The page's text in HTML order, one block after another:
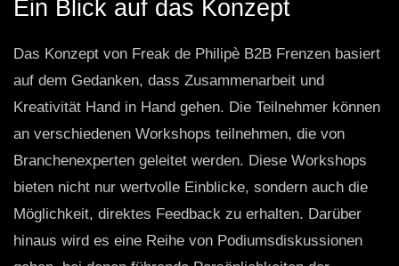
Ein Blick auf das Konzept
Das Konzept von Freak de Philipè B2B Frenzen basiert
auf dem Gedanken, dass Zusammenarbeit und
Kreativität Hand in Hand gehen. Die Teilnehmer können
an verschiedenen Workshops teilnehmen, die von
Branchenexperten geleitet werden. Diese Workshops
bieten nicht nur wertvolle Einblicke, sondern auch die
Möglichkeit, direktes Feedback zu erhalten. Darüber
hinaus wird es eine Reihe von Podiumsdiskussionen